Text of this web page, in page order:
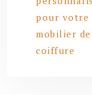
pour votre
mobilier de
coiffure